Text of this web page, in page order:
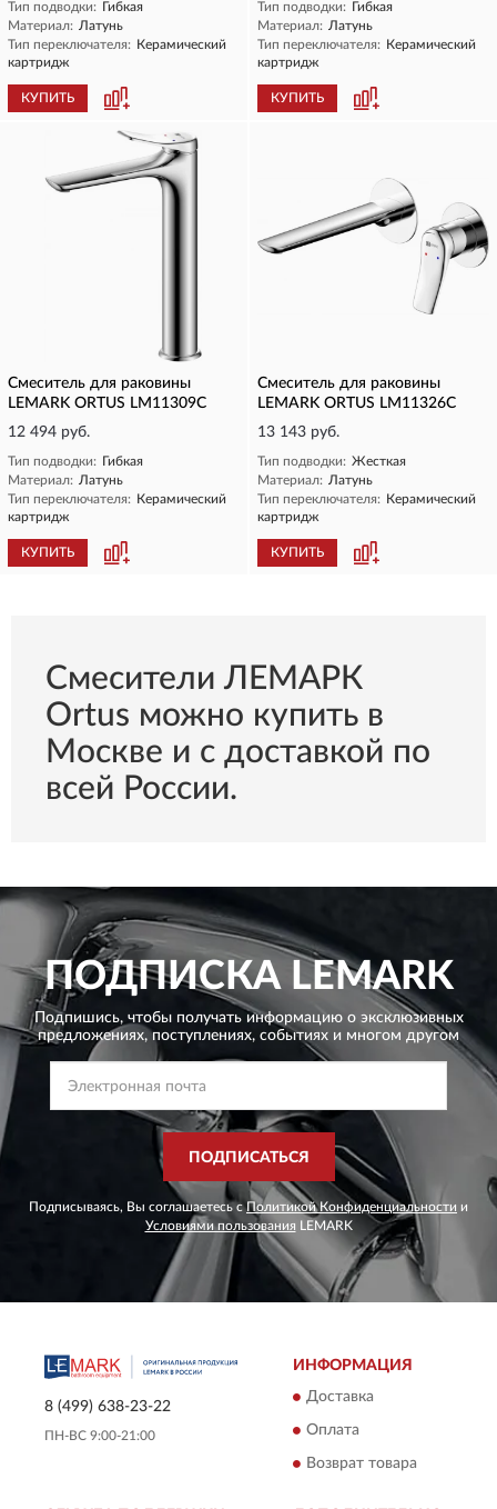
Тип подводки: Гибкая
Материал: Латунь
Тип переключателя: Керамический
картридж
КУПИТЬ
Тип подводки: Гибкая
Материал: Латунь
Тип переключателя: Керамический
картридж
КУПИТЬ
Смеситель для раковины
LEMARK ORTUS LM11309C
12 494 руб.
Тип подводки: Гибкая
Материал: Латунь
Тип переключателя: Керамический
картридж
КУПИТЬ
Смеситель для раковины
LEMARK ORTUS LM11326C
13 143 руб.
Тип подводки: Жесткая
Материал: Латунь
Тип переключателя: Керамический
картридж
КУПИТЬ
Смесители ЛЕМАРК
Ortus можно купить в
Москве и с доставкой по
всей России.
ПОДПИСКАLEMARK
Подпишись, чтобы получать информацию о эксклюзивных
предложениях, поступлениях, событиях и многом другом
ПОДПИСАТЬСЯ
Подписываясь, Вы соглашаетесь сПолитикой Конфиденциальности и
Условиями пользования LEMARK
8 (499) 638-23-22
ПН-ВС 9:00-21:00
ИНФОРМАЦИЯ
Доставка
Оплата
Возврат товара